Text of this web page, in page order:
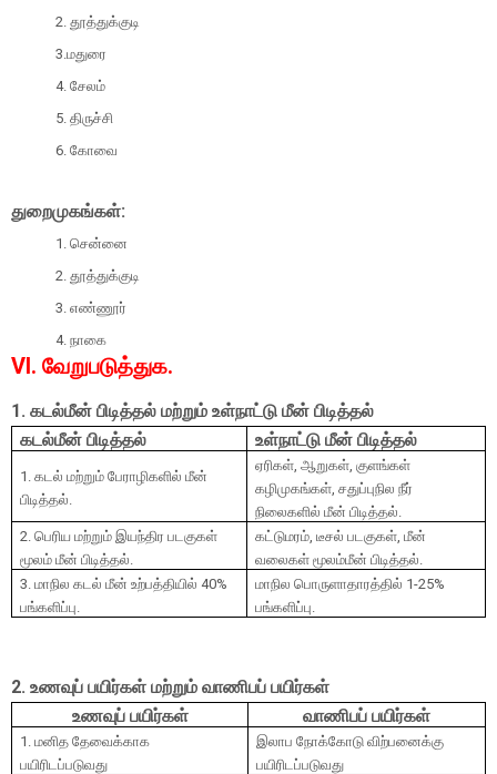
2. தூத்துக்குடி
3.மதுரை
4. சேலம்
5. திருச்சி
6. கோவை
துறைமுகங்கள்:
1. சென்னை
2. தூத்துக்குடி
3. எண்ணூர்
4. நாகை
VI. வேறுபடுத்துக.
1. கடல்மீன் பிடித்தல் மற்றும் உள்நாட்டு மீன் பிடித்தல்
கடல்மீன் பிடித்தல்
உள்நாட்டு மீன் பிடித்தல்
1.கடல் மற்றும் பேராழிகளில் மீன்
பிடித்தல்.
ஏரிகள்,ஆறுகள்,குளங்கள்
கழிமுகங்கள்,சதுப்புநில நீர்
நிலைகளில் மீன் பிடித்தல்.
2.பெரிய மற்றும் இயந்திர படகுகள்
மூலம் மீன் பிடித்தல்.
கட்டுமரம்,டீசல் படகுகள்,மீன்
வலைகள் மூலம்மீன் பிடித்தல்.
3.மாநில கடல் மீன் உற்பத்தியில்40%
பங்களிப்பு.
மாநில பொருளாதாரத்தில் 1-25%
பங்களிப்பு.
2. உணவுப் பயிர்கள் மற்றும் வாணிபப் பயிர்கள்
உணவுப் பயிர்கள்
வாணிபப் பயிர்கள்
1. மனித தேவைக்காக
பயிரிடப்படுவது
இலாப நோக்கோடு விற்பனைக்கு
பயிரிடப்படுவது